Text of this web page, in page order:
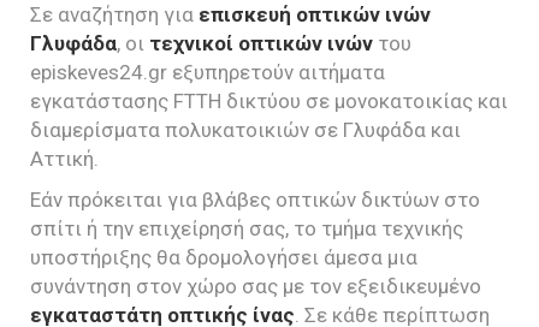
Σε αναζήτηση για επισκευή οπτικών ινών
Γλυφάδα, οι τεχνικοί οπτικών ινών του
episkeves24.gr εξυπηρετούν αιτήματα
εγκατάστασης FTTH δικτύου σε μονοκατοικίας και
διαμερίσματα πολυκατοικιών σε Γλυφάδα και
Αττική.
Εάν πρόκειται για βλάβες οπτικών δικτύων στο
σπίτι ή την επιχείρησή σας, το τμήμα τεχνικής
υποστήριξης θα δρομολογήσει άμεσα μια
συνάντηση στον χώρο σας με τον εξειδικευμένο
εγκαταστάτη οπτικής ίνας . Σε κάθε περίπτωση